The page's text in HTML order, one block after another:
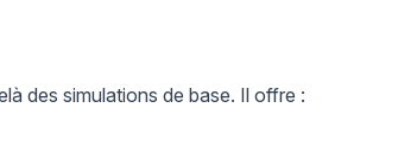
des simulations de base. Il offre :